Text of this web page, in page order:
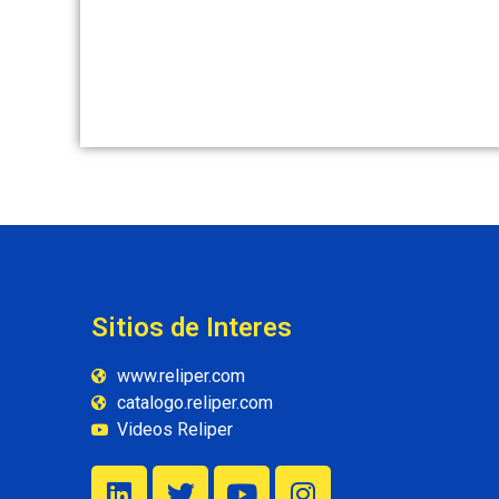
Sitios de Interes
www.reliper.com
catalogo.reliper.com
Videos Reliper